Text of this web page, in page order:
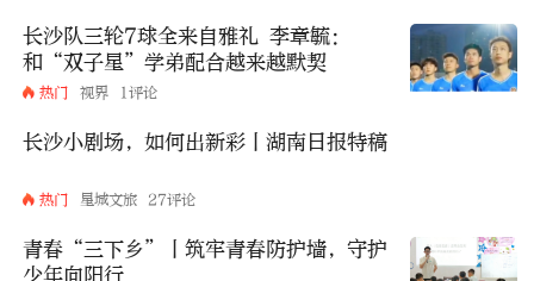
长沙队三轮7球全来自雅礼 李章毓：
和“双子星”学弟配合越来越默契
热门 视界 1评论
长沙小剧场，如何出新彩丨湖南日报特稿
热门 星城文旅 27评论
青春“三下乡”丨筑牢青春防护墙，守护
少年向阳行